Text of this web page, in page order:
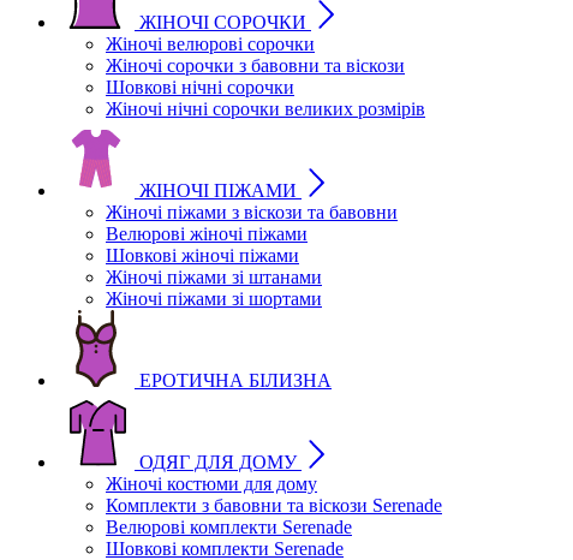
ЖІНОЧІ СОРОЧКИ
Жіночі велюрові сорочки
Жіночі сорочки з бавовни та віскози
Шовкові нічні сорочки
Жіночі нічні сорочки великих розмірів
ЖІНОЧІ ПІЖАМИ
Жіночі піжами з віскози та бавовни
Велюрові жіночі піжами
Шовкові жіночі піжами
Жіночі піжами зі штанами
Жіночі піжами зі шортами
ЕРОТИЧНА БІЛИЗНА
ОДЯГ ДЛЯ ДОМУ
Жіночі костюми для дому
Комплекти з бавовни та віскози Serenade
Велюрові комплекти Serenade
Шовкові комплекти Serenade